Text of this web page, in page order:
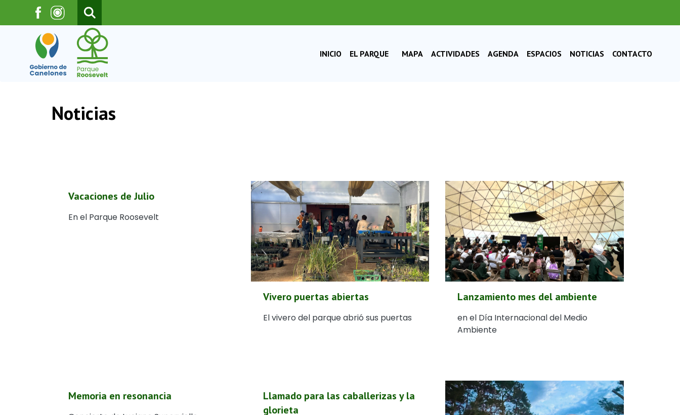
Pasar al contenido principal
INICIO EL PARQUE MAPA ACTIVIDADES AGENDA ESPACIOS NOTICIAS CONTACTO
Noticias
Vacaciones de Julio
En el Parque Roosevelt
Vivero puertas abiertas
El vivero del parque abrió sus puertas
Lanzamiento mes del ambiente
en el Día Internacional del Medio
Ambiente
Memoria en resonancia
Llamado para las caballerizas y la
glorieta